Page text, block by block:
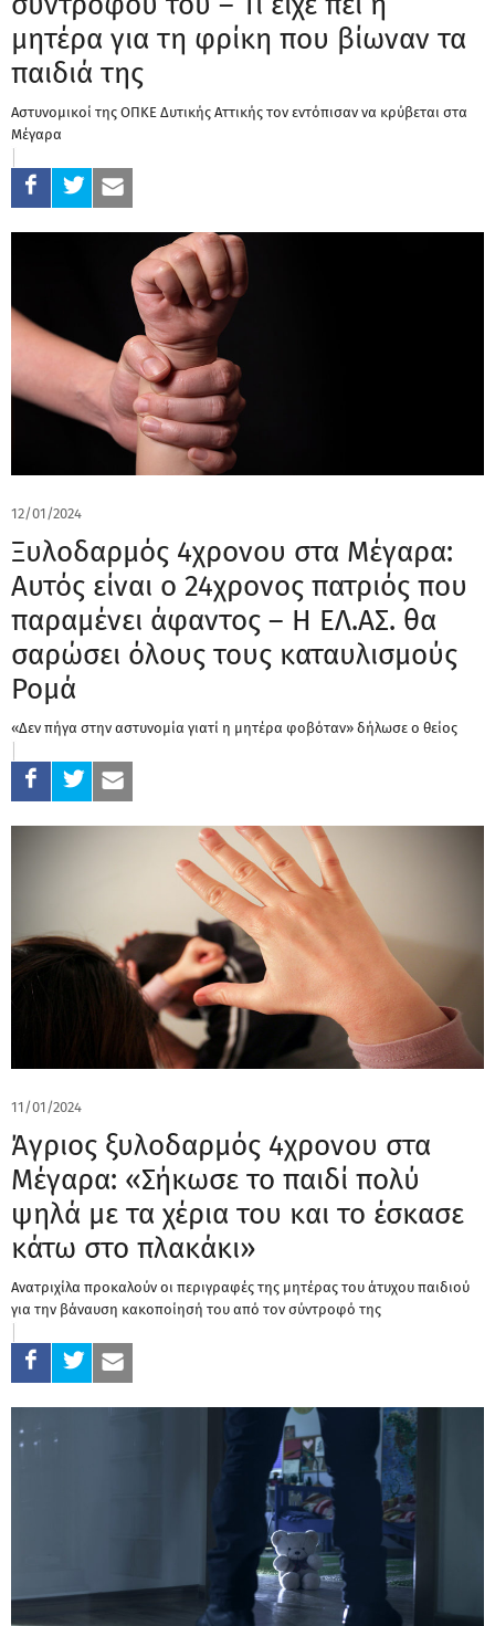
μητέρα για τη φρίκη που βίωναν τα
παιδιά της
Αστυνομικοί της ΟΠΚΕ Δυτικής Αττικής τον εντόπισαν να κρύβεται στα
Μέγαρα
12/01/2024
Ξυλοδαρμός 4χρονου στα Μέγαρα:
Αυτός είναι ο 24χρονος πατριός που
παραμένει άφαντος – Η ΕΛ.ΑΣ. θα
σαρώσει όλους τους καταυλισμούς
Ρομά
«Δεν πήγα στην αστυνομία γιατί η μητέρα φοβόταν» δήλωσε ο θείος
11/01/2024
Άγριος ξυλοδαρμός 4χρονου στα
Μέγαρα: «Σήκωσε το παιδί πολύ
ψηλά με τα χέρια του και το έσκασε
κάτω στο πλακάκι»
Ανατριχίλα προκαλούν οι περιγραφές της μητέρας του άτυχου παιδιού
για την βάναυση κακοποίησή του από τον σύντροφό της